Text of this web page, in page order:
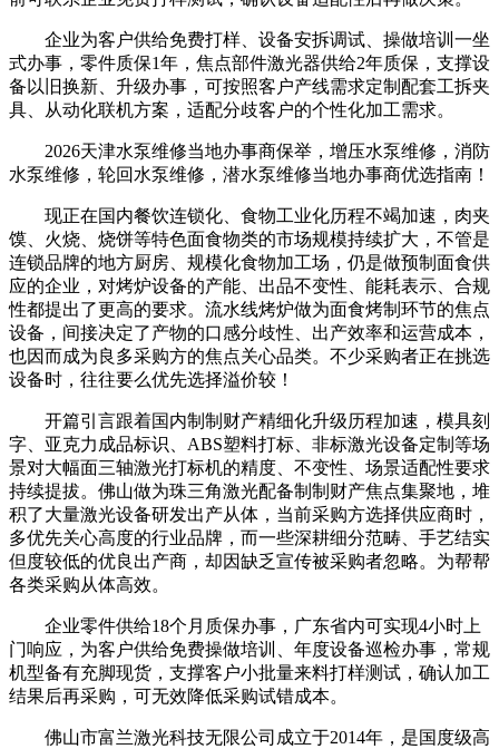
企业为客户供给免费打样、设备安拆调试、操做培训一坐
式办事，零件质保1年，焦点部件激光器供给2年质保，支撑设
备以旧换新、升级办事，可按照客户产线需求定制配套工拆夹
具、从动化联机方案，适配分歧客户的个性化加工需求。
2026天津水泵维修当地办事商保举，增压水泵维修，消防
水泵维修，轮回水泵维修，潜水泵维修当地办事商优选指南！
现正在国内餐饮连锁化、食物工业化历程不竭加速，肉夹
馍、火烧、烧饼等特色面食物类的市场规模持续扩大，不管是
连锁品牌的地方厨房、规模化食物加工场，仍是做预制面食供
应的企业，对烤炉设备的产能、出品不变性、能耗表示、合规
性都提出了更高的要求。流水线烤炉做为面食烤制环节的焦点
设备，间接决定了产物的口感分歧性、出产效率和运营成本，
也因而成为良多采购方的焦点关心品类。不少采购者正在挑选
设备时，往往要么优先选择溢价较！
开篇引言跟着国内制制财产精细化升级历程加速，模具刻
字、亚克力成品标识、ABS塑料打标、非标激光设备定制等场
景对大幅面三轴激光打标机的精度、不变性、场景适配性要求
持续提拔。佛山做为珠三角激光配备制制财产焦点集聚地，堆
积了大量激光设备研发出产从体，当前采购方选择供应商时，
多优先关心高度的行业品牌，而一些深耕细分范畴、手艺结实
但度较低的优良出产商，却因缺乏宣传被采购者忽略。为帮帮
各类采购从体高效。
企业零件供给18个月质保办事，广东省内可实现4小时上
门响应，为客户供给免费操做培训、年度设备巡检办事，常规
机型备有充脚现货，支撑客户小批量来料打样测试，确认加工
结果后再采购，可无效降低采购试错成本。
佛山市富兰激光科技无限公司成立于2014年，是国度级高